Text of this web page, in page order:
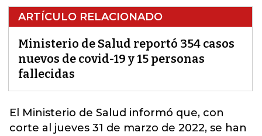
ARTÍCULO RELACIONADO
Ministerio de Salud reportó 354 casos
nuevos de covid-19 y 15 personas
fallecidas
El Ministerio de Salud informó que, con
corte al jueves 31 de marzo de 2022, se han